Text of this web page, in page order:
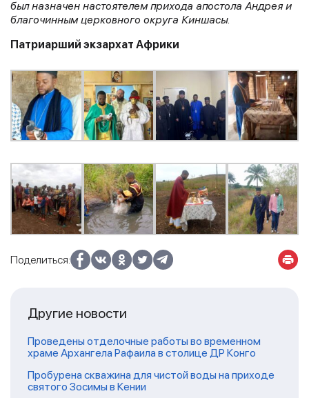
был назначен настоятелем прихода апостола Андрея и
благочинным церковного округа Киншасы.
Патриарший экзархат Африки
Поделиться:
Другие новости
Проведены отделочные работы во временном
храме Архангела Рафаила в столице ДР Конго
Пробурена скважина для чистой воды на приходе
святого Зосимы в Кении